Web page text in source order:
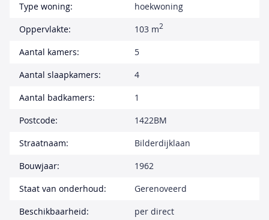
Type woning:
hoekwoning
Oppervlakte:
103 m2
Aantal kamers:
5
Aantal slaapkamers:
4
Aantal badkamers:
1
Postcode:
1422BM
Straatnaam:
Bilderdijklaan
Bouwjaar:
1962
Staat van onderhoud:
Gerenoveerd
Beschikbaarheid:
per direct